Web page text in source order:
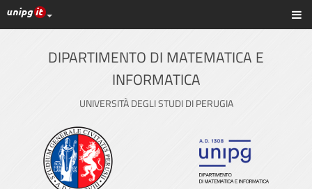
Vai
al
contenuto
principale
Link ai principali servizi web di Ateneo
DIPARTIMENTO DI MATEMATICA E
INFORMATICA
UNIVERSITÀ DEGLI STUDI DI PERUGIA